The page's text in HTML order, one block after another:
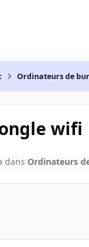
Ordinateurs de
wifi
dans Ordinateurs